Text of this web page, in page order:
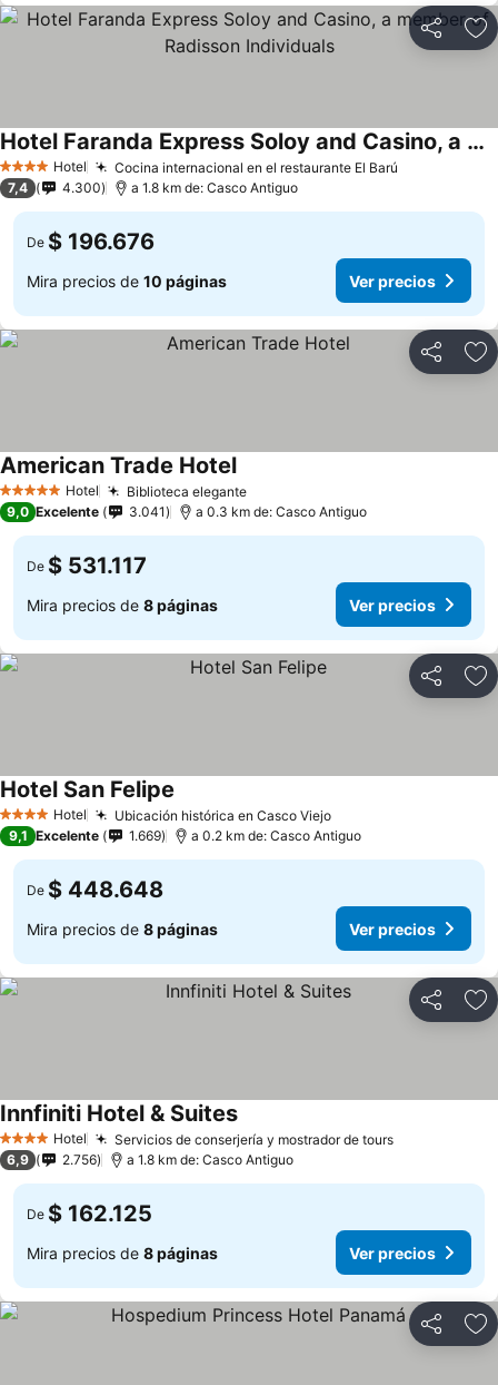
Compartir
4 EstrellasHotel Cocina internacional en el restaurante El Barú
Hotel Faranda Express Soloy and Casino, a member of Radisson Individuals
7,4 4.300 a 1.8 km de: Casco Antiguo
De $ 196.676
Mira precios de 10 páginas Ver precios
Compartir
5 Estrellas Hotel Biblioteca elegante
American Trade Hotel
9,0 Excelente 3.041 a 0.3 km de: Casco Antiguo
De $ 531.117
Mira precios de 8 páginas Ver precios
Compartir
4 EstrellasHotel Ubicación histórica en Casco Viejo
Hotel San Felipe
9,1 Excelente 1.669 a 0.2 km de: Casco Antiguo
De $ 448.648
Mira precios de 8 páginas Ver precios
Compartir
4 EstrellasHotel Servicios de conserjería y mostrador de tours
Innfiniti Hotel & Suites
6,9 2.756 a 1.8 km de: Casco Antiguo
De $ 162.125
Mira precios de 8 páginas Ver precios
Compartir